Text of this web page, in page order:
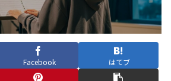
Facebook はてブ